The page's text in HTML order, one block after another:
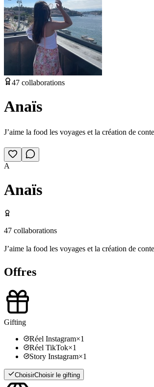
47 collaborations
Anaïs
J’aime la food les voyages et la création de
A
Anaïs
47 collaborations
J’aime la food les voyages et la création de
Offres
Gifting
Réel Instagram×1
Réel TikTok×1
Story Instagram×1
ChoisirChoisir le gifting